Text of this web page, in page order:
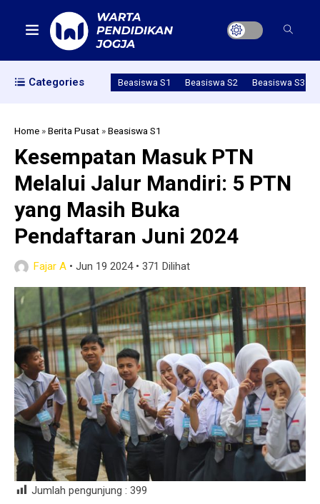
Categories Beasiswa S1 Beasiswa S2 Beasiswa S3
Home »Berita Pusat »Beasiswa S1
Kesempatan Masuk PTN
Melalui Jalur Mandiri: 5 PTN
yang Masih Buka
Pendaftaran Juni 2024
Fajar A • Jun 19 2024• 371 Dilihat
Jumlah pengunjung : 399